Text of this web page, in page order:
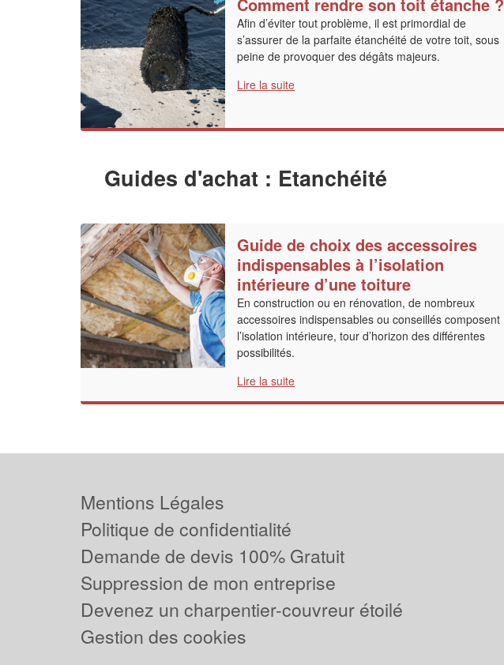
Afin d’éviter tout problème, il est primordial de
s’assurer de la parfaite étanchéité de votre toit, sous
peine de provoquer des dégâts majeurs.
Lire la suite
Guides d'achat : Etanchéité
Guide de choix des accessoires
indispensables à l’isolation
intérieure d’une toiture
En construction ou en rénovation, de nombreux
accessoires indispensables ou conseillés composent
l’isolation intérieure, tour d’horizon des différentes
possibilités.
Lire la suite
Mentions Légales
Politique de confidentialité
Demande de devis 100% Gratuit
Suppression de mon entreprise
Devenez un charpentier-couvreur étoilé
Gestion des cookies